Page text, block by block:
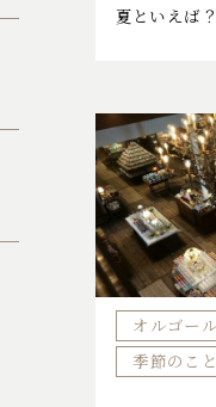
夏といえば
オルゴー
季節のこと